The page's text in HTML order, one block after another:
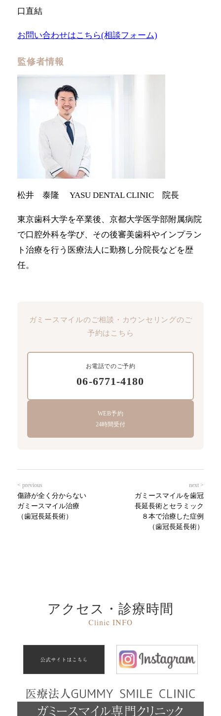
口直結
お問い合わせはこちら(相談フォーム)
監修者情報
松井 泰隆 YASU DENTAL CLINIC 院長
東京歯科大学を卒業後、京都大学医学部附属病院
で口腔外科を学び、その後審美歯科やインプラン
ト治療を行う医療法人に勤務し分院長などを歴
任。
ガミースマイルのご相談・カウンセリングのご
予約はこちら
お電話でのご予約
06-6771-4180
WEB予約
24時間受付
< previous
傷跡が全く分からない
ガミースマイル治療
（歯冠長延長術）
next >
ガミースマイルを歯冠
長延長術とセラミック
８本で治療した症例
（歯冠長延長術）
アクセス・診療時間
Clinic INFO